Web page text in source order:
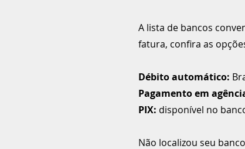
A lista de bancos
fatura, confira as
Débito automático:
Pagamento em
PIX: disponível no
Não localizou seu